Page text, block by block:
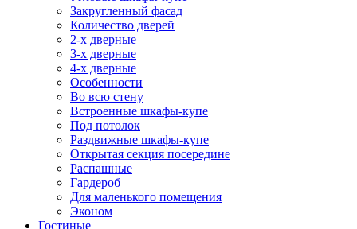
Закругленный фасад
Количество дверей
2-х дверные
3-х дверные
4-х дверные
Особенности
Во всю стену
Встроенные шкафы-купе
Под потолок
Раздвижные шкафы-купе
Открытая секция посередине
Распашные
Гардероб
Для маленького помещения
Эконом
Гостиные